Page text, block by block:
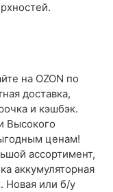
на OZON по
доставка,
и кэшбэк.
Высокого
ценам!
ассортимент,
аккумуляторная
Новая или б/у